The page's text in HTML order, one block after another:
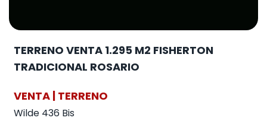
TERRENO VENTA 1.295 M2 FISHERTON
TRADICIONAL ROSARIO
VENTA | TERRENO
Wilde 436 Bis